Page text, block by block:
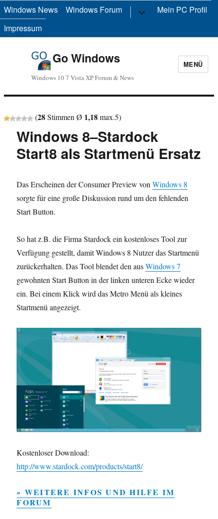
Windows News Windows Forum Untermenü
anzeigen
Mein PC Profil
Impressum
Go Windows
Windows 10 7 Vista XP Forum & News
MENÜ
(28Stimmen Ø 1,18max.5)
Windows 8–Stardock
Start8 als Startmenü Ersatz
Das Erscheinen der Consumer Preview vonWindows 8
sorgte für eine große Diskussion rund um den fehlenden
Start Button.
So hat z.B. die Firma Stardock ein kostenloses Tool zur
Verfügung gestellt, damit Windows 8 Nutzer das Startmenü
zurückerhalten. Das Tool blendet den ausWindows 7
gewohnten Start Button in der linken unteren Ecke wieder
ein. Bei einem Klick wird das Metro Menü als kleines
Startmenü angezeigt.
Kostenloser Download:
http://www.stardock.com/products/start8/
» WEITERE INFOS UND HILFE IM
FORUM